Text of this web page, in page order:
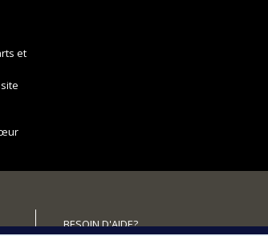
et
BESOIN D'AIDE?